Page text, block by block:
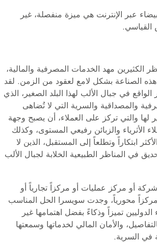
عبر الإنترنت هي ميزة منفصلة، غير
الكثيرين مهد الخدمات المصرفية والمالية،
الصناعة بشكل لامع لعقود من الزمن. لقد
الواقع في جبال الألب لهذا البلد الصغير، الذي
والمصداقية والسرية التي لا تُضاهى
لها والتي تركز على العملاء، أن يصبح وجهة
الأثرياء والزبائن رفيعي المستوى، وكذلك
ابتكاراً وتطلعاً إلى المستقبل، الذين لا
في المناظر الطبيعية الخلابة لجبال الألب
أو مركز عمليات أو مركزاً تجارياً أو
مركزاً محورياً، وجدت سويسرا الحل المناسب
الدوليين تميزاً وذكاءً بفضل اهتمامها غير
والأمان المالي لخدماتها وسمعتها
في السرية.